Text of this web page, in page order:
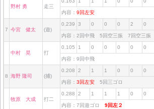
野村 勇 走三
内容： 9回左安
7 今宮 健太 (遊)
0.239 3 0 0 0 2 0
内容：2回中飛 5回空三振 7回空三振
中村 晃 打
0.105 1 0 0 0 0 0
内容：9回中飛
8 海野 隆司 (捕)
0.208 2 1 1 0 0 0
内容： 3回左安 5回三ゴロ
牧原 大成 打二
0.288 2 1 1 1 0 0
内容：7回遊ゴロ 9回左２